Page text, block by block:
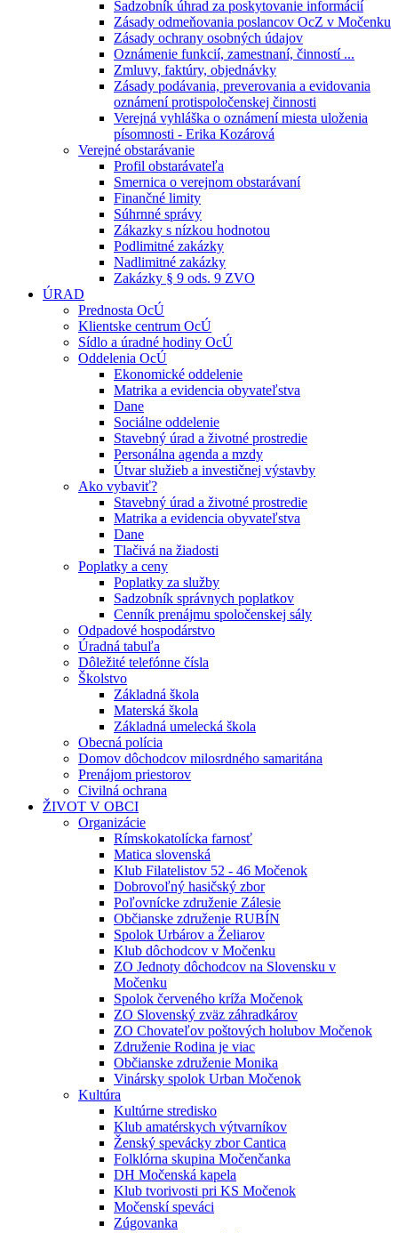
Sadzobník úhrad za poskytovanie informácií
Zásady odmeňovania poslancov OcZ v Močenku
Zásady ochrany osobných údajov
Oznámenie funkcií, zamestnaní, činností ...
Zmluvy, faktúry, objednávky
Zásady podávania, preverovania a evidovania
oznámení protispoločenskej činnosti
Verejná vyhláška o oznámení miesta uloženia
písomnosti - Erika Kozárová
Verejné obstarávanie
Profil obstarávateľa
Smernica o verejnom obstarávaní
Finančné limity
Súhrnné správy
Zákazky s nízkou hodnotou
Podlimitné zakázky
Nadlimitné zakázky
Zakázky § 9 ods. 9 ZVO
ÚRAD
Prednosta OcÚ
Klientske centrum OcÚ
Sídlo a úradné hodiny OcÚ
Oddelenia OcÚ
Ekonomické oddelenie
Matrika a evidencia obyvateľstva
Dane
Sociálne oddelenie
Stavebný úrad a životné prostredie
Personálna agenda a mzdy
Útvar služieb a investičnej výstavby
Ako vybaviť?
Stavebný úrad a životné prostredie
Matrika a evidencia obyvateľstva
Dane
Tlačivá na žiadosti
Poplatky a ceny
Poplatky za služby
Sadzobník správnych poplatkov
Cenník prenájmu spoločenskej sály
Odpadové hospodárstvo
Úradná tabuľa
Dôležité telefónne čísla
Školstvo
Základná škola
Materská škola
Základná umelecká škola
Obecná polícia
Domov dôchodcov milosrdného samaritána
Prenájom priestorov
Civilná ochrana
ŽIVOT V OBCI
Organizácie
Rímskokatolícka farnosť
Matica slovenská
Klub Filatelistov 52 - 46 Močenok
Dobrovoľný hasičský zbor
Poľovnícke združenie Zálesie
Občianske združenie RUBÍN
Spolok Urbárov a Želiarov
Klub dôchodcov v Močenku
ZO Jednoty dôchodcov na Slovensku v
Močenku
Spolok červeného kríža Močenok
ZO Slovenský zväz záhradkárov
ZO Chovateľov poštových holubov Močenok
Združenie Rodina je viac
Občianske združenie Monika
Vinársky spolok Urban Močenok
Kultúra
Kultúrne stredisko
Klub amatérskych výtvarníkov
Ženský spevácky zbor Cantica
Folklórna skupina Močenčanka
DH Močenská kapela
Klub tvorivosti pri KS Močenok
Močenskí speváci
Zúgovanka